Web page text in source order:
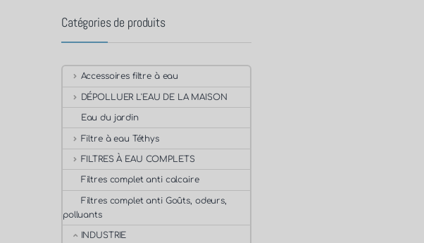
Catégories de produits
Accessoires filtre à eau
DÉPOLLUER L'EAU DE LA MAISON
Eau du jardin
Filtre à eau Téthys
FILTRES À EAU COMPLETS
Filtres complet anti calcaire
Filtres complet anti Goûts, odeurs,
polluants
INDUSTRIE